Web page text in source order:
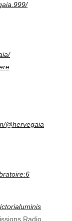
@hervegaia
Radio